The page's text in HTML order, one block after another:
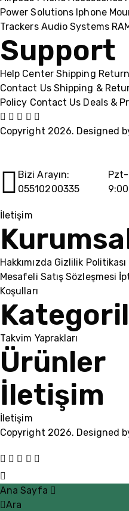
Power Solutions Iphone
Trackers Audio Systems
Support
Help Center Shipping
Contact Us Shipping &
Policy Contact Us Deals &
Copyright 2026. Designed
Bizi Arayın:
05510200335
İletişim
Hakkımızda Gizlilik Politikası
Mesafeli Satış Sözleşmesi
Koşulları
Takvim Yaprakları
Ürünler
İletişim
İletişim
Copyright 2026. Designed
Ana Sayfa
Ara